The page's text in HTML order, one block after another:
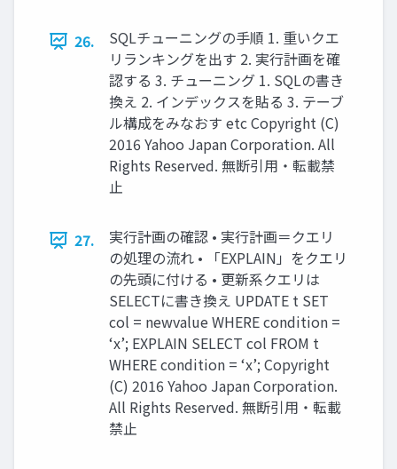
26.
SQLチューニングの手順 1. 重いクエ
リランキングを出す 2. 実行計画を確
認する 3. チューニング 1. SQLの書き
換え 2. インデックスを貼る 3. テーブ
ル構成をみなおす etc Copyright (C)
2016 Yahoo Japan Corporation. All
Rights Reserved. 無断引用・転載禁
止
27.
実行計画の確認 • 実行計画＝クエリ
の処理の流れ • 「EXPLAIN」をクエリ
の先頭に付ける • 更新系クエリは
SELECTに書き換え UPDATE t SET
col = newvalue WHERE condition =
‘x’; EXPLAIN SELECT col FROM t
WHERE condition = ‘x’; Copyright
(C) 2016 Yahoo Japan Corporation.
All Rights Reserved. 無断引用・転載
禁止